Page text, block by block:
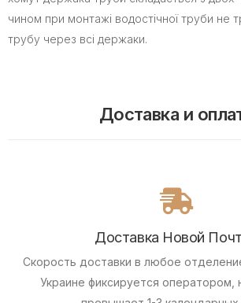
чином при монтажі водостічної труби не
трубу через всі держаки.
Доставка и
Доставка Новой
Скорость доставки в любое
Украине фиксируется оператором,